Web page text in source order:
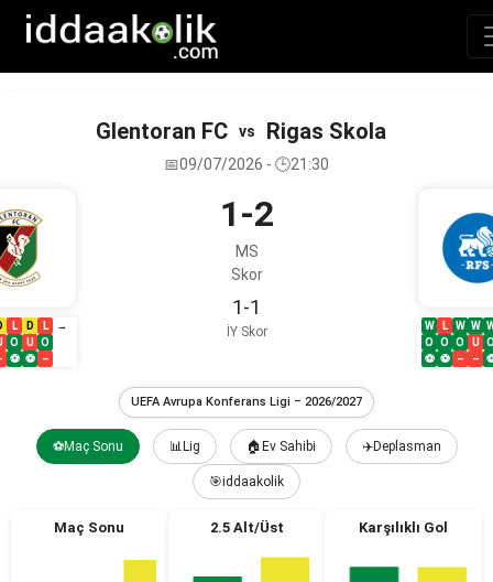
Glentoran FC vs Rigas Skola
📅09/07/2026 - 🕒21:30
L
O
⚽
D
U
⚽
L
O
–
→
1-2
MS
Skor
1-1
İY Skor
W
O
⚽
L
O
⚽
W
O
–
W
U
–
UEFA Avrupa Konferans Ligi – 2026/2027
⚽Maç Sonu 📊Lig 🏠Ev Sahibi ✈️Deplasman
🎯iddaakolik
Maç Sonu 2.5 Alt/Üst Karşılıklı Gol